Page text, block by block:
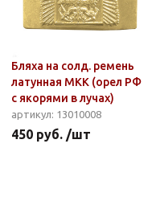
Бляха на солд. ремень
латунная МКК (орел РФ
с якорями в лучах)
артикул: 13010008
450 руб. /шт